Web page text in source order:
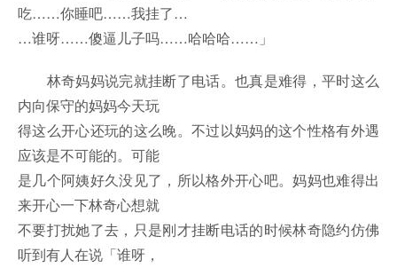
吃……你睡吧……我挂了…
…谁呀……傻逼儿子吗……哈哈哈……」
林奇妈妈说完就挂断了电话。也真是难得，平时这么
内向保守的妈妈今天玩
得这么开心还玩的这么晚。不过以妈妈的这个性格有外遇
应该是不可能的。可能
是几个阿姨好久没见了，所以格外开心吧。妈妈也难得出
来开心一下林奇心想就
不要打扰她了去，只是刚才挂断电话的时候林奇隐约仿佛
听到有人在说「谁呀，